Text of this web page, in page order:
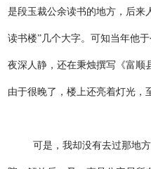
是段玉裁公余读书的地方，后来
读书楼”几个大字。可知当年他
夜深人静，还在秉烛撰写《富顺
由于很晚了，楼上还亮着灯光，
可是，我却没有去过那地